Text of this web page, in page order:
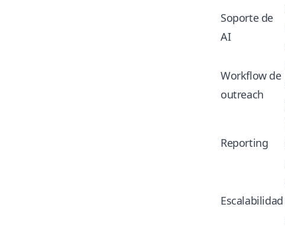
Soporte de
AI
Workflow de
outreach
Reporting
Escalabilidad